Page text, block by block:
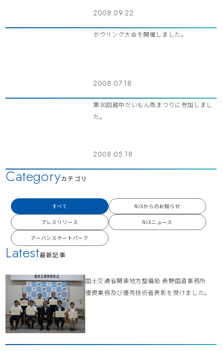
2008.09.22
ボウリング大会を開催しました。
2008.07.18
第30回越中だいもん凧まつりに参加しまし
た。
2008.05.18
Latest最新記事
国土交通省関東地方整備局 長野国道事務所
優良業務及び優秀技術者表彰を受けました。
Categoryカテゴリ
すべて NiXからのお知らせ
プレスリリース NiXニュース
アーバンスケートパーク